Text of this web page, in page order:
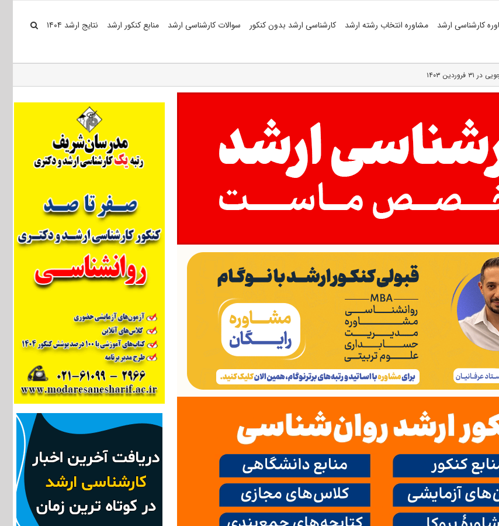
کارشناسی ارشد مشاوره انتخاب رشته ارشد کارشناسی ارشد بدون کنکور سوالات کارشناسی ارشد منابع کنکور ارشد نتایج ارشد ۱۴۰۴
۱۴۰۳